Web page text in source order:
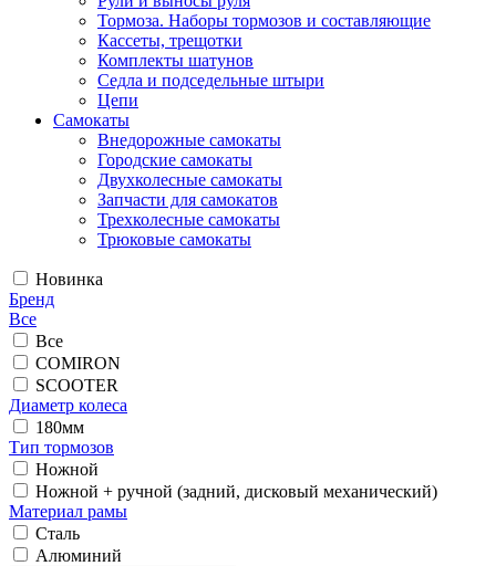
Тормоза. Наборы тормозов и составляющие
Кассеты, трещотки
Комплекты шатунов
Седла и подседельные штыри
Цепи
Самокаты
Внедорожные самокаты
Городские самокаты
Двухколесные самокаты
Запчасти для самокатов
Трехколесные самокаты
Трюковые самокаты
Новинка
Бренд
Все
Все
COMIRON
SCOOTER
Диаметр колеса
180мм
Тип тормозов
Ножной
Ножной + ручной (задний, дисковый механический)
Материал рамы
Сталь
Алюминий